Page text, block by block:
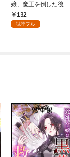
嬢、魔王を倒した後も
人類やばそうだから軍
隊組織する～【分冊
132
試読フル